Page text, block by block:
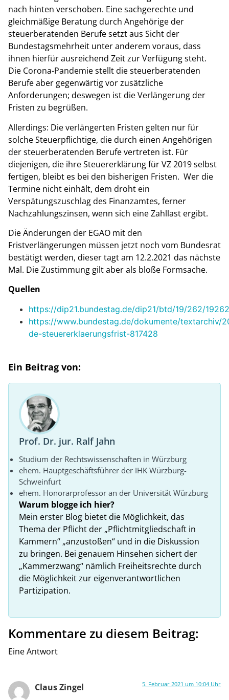
nach hinten verschoben. Eine sachgerechte und
gleichmäßige Beratung durch Angehörige der
steuerberatenden Berufe setzt aus Sicht der
Bundestagsmehrheit unter anderem voraus, dass
ihnen hierfür ausreichend Zeit zur Verfügung steht.
Die Corona-Pandemie stellt die steuerberatenden
Berufe aber gegenwärtig vor zusätzliche
Anforderungen; deswegen ist die Verlängerung der
Fristen zu begrüßen.
Allerdings: Die verlängerten Fristen gelten nur für
solche Steuerpflichtige, die durch einen Angehörigen
der steuerberatenden Berufe vertreten ist. Für
diejenigen, die ihre Steuererklärung für VZ 2019 selbst
fertigen, bleibt es bei den bisherigen Fristen. Wer die
Termine nicht einhält, dem droht ein
Verspätungszuschlag des Finanzamtes, ferner
Nachzahlungszinsen, wenn sich eine Zahllast ergibt.
Die Änderungen der EGAO mit den
Fristverlängerungen müssen jetzt noch vom Bundesrat
bestätigt werden, dieser tagt am 12.2.2021 das nächste
Mal. Die Zustimmung gilt aber als bloße Formsache.
Quellen
https://dip21.bundestag.de/dip21/btd/19/262/
https://www.bundestag.de/dokumente/textarchiv/
de-steuererklaerungsfrist-817428
Ein Beitrag von:
Prof. Dr. jur. Ralf Jahn
Studium der Rechtswissenschaften in Würzburg
ehem. Hauptgeschäftsführer der IHK Würzburg-
Schweinfurt
ehem. Honorarprofessor an der Universität Würzburg
Warum blogge ich hier?
Mein erster Blog bietet die Möglichkeit, das
Thema der Pflicht der „Pflichtmitgliedschaft in
Kammern“ „anzustoßen“ und in die Diskussion
zu bringen. Bei genauem Hinsehen sichert der
„Kammerzwang“ nämlich Freiheitsrechte durch
die Möglichkeit zur eigenverantwortlichen
Partizipation.
Kommentare zu diesem Beitrag:
Eine Antwort
Claus Zingel 5. Februar 2021 um 10:04 Uhr